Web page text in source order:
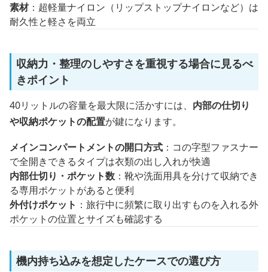
素材：超軽量ナイロン（リップストップナイロンなど）は
耐久性と軽さを両立
収納力・整理のしやすさを重視する場合に見るべ
きポイント
40リットルの容量を最大限に活かすには、 内部の仕切り
や収納ポケットの配置が鍵になります。
メインコンパートメントの開口方式 ：コの字型ファスナー
で全開きできるタイプは衣類の出し入れが快適
内部仕切り・ポケット数 ：靴や洗面用具を分けて収納でき
る専用ポケットがあると便利
外付けポケット ：旅行中に頻繁に取り出すものを入れる外
ポケットの位置とサイズも確認する
機内持ち込みを想定したケースでの選び方